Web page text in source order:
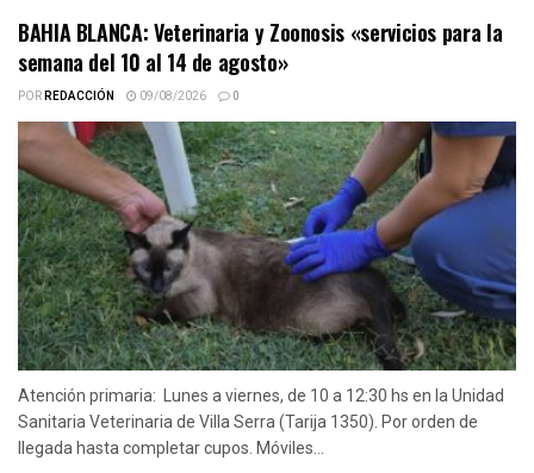
BAHIA BLANCA: Veterinaria y Zoonosis «servicios para la
semana del 10 al 14 de agosto»
PORREDACCIÓN 09/08/2026 0
Atención primaria: Lunes a viernes, de 10 a 12:30 hs en la Unidad
Sanitaria Veterinaria de Villa Serra (Tarija 1350). Por orden de
llegada hasta completar cupos. Móviles...